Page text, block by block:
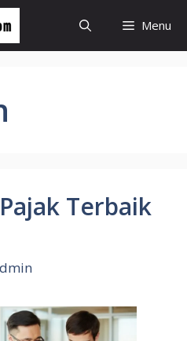
Menu
Terbaik